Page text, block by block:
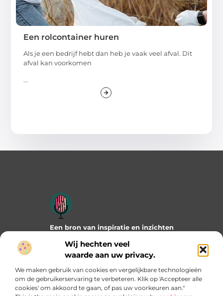
Wij hechten veel
waarde aan uw privacy.
We maken gebruik van cookies en vergelijkbare technologieën
om de gebruikerservaring te verbeteren. Klik op 'Accepteer alle
cookies' om akkoord te gaan, of pas uw voorkeuren aan."
Een rolcontainer huren
Als je een bedrijf hebt dan heb je vaak veel afval. Dit
afval kan voorkomen
...
Een bron van inspiratie en inzichten
praktische tips en verrassende invalshoeken die je verder
helpen. Laat je inspireren door wat mogelijk is!
Bericht categorie